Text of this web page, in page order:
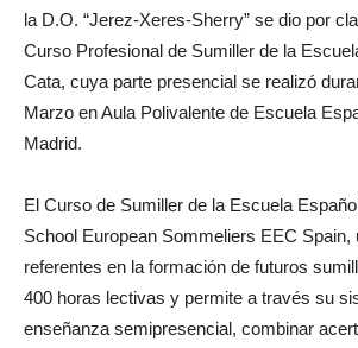
la D.O. “Jerez-Xeres-Sherry” se dio por
Curso Profesional de Sumiller de la
Cata, cuya parte presencial se realizó
Marzo en Aula Polivalente de Escuela
Madrid.
El Curso de Sumiller de la Escuela
School European Sommeliers EEC Spain,
referentes en la formación de futuros
400 horas lectivas y permite a través su
enseñanza semipresencial, combinar